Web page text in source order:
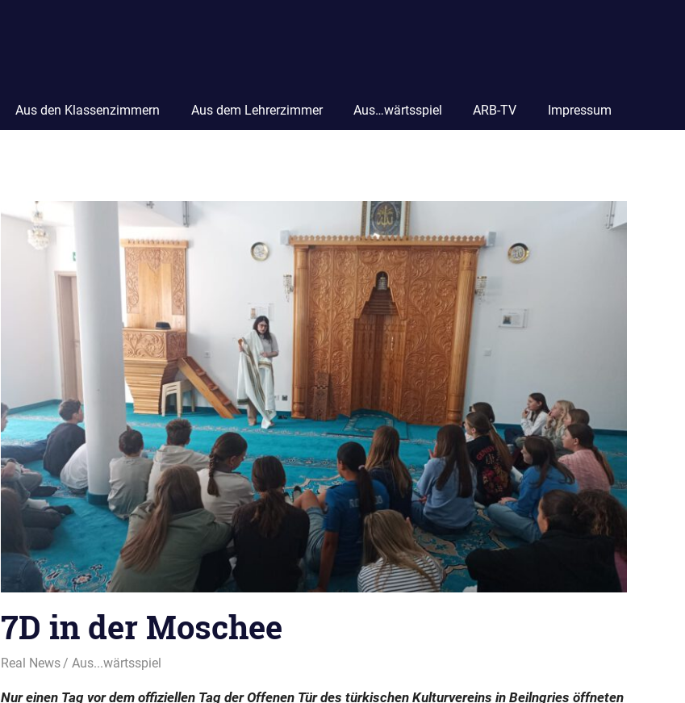
Aus den Klassenzimmern Aus dem Lehrerzimmer Aus…wärtsspiel ARB-TV Impressum
7D in der Moschee
16. Juni 2026
Real News Aus...wärtsspiel
Nur einen Tag vor dem offiziellen Tag der Offenen Tür des türkischen Kulturvereins in Beilngries öffneten